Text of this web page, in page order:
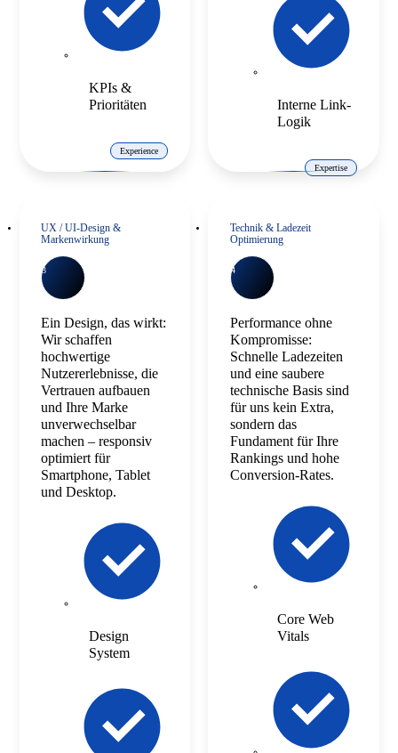
KPIs &
Prioritäten
Experience
Interne Link-
Logik
Expertise
UX / UI-Design &
Markenwirkung
3
Ein Design, das wirkt:
Wir schaffen
hochwertige
Nutzererlebnisse, die
Vertrauen aufbauen
und Ihre Marke
unverwechselbar
machen – responsiv
optimiert für
Smartphone, Tablet
und Desktop.
Design
System
Technik & Ladezeit
Optimierung
4
Performance ohne
Kompromisse:
Schnelle Ladezeiten
und eine saubere
technische Basis sind
für uns kein Extra,
sondern das
Fundament für Ihre
Rankings und hohe
Conversion-Rates.
Core Web
Vitals